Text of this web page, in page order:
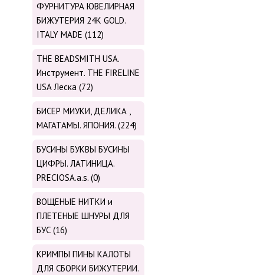
ФУРНИТУРА ЮВЕЛИРНАЯ
БИЖУТЕРИЯ 24К GOLD.
ITALY MADE (112)
THE BEADSMITH USA.
Инструмент. THE FIRELINE
USA Леска (72)
БИСЕР МИУКИ, ДЕЛИКА ,
МАГАТАМЫ. ЯПОНИЯ. (224)
БУСИНЫ БУКВЫ БУСИНЫ
ЦИФРЫ. ЛАТИНИЦА.
PRECIOSA.a.s. (0)
ВОЩЕНЫЕ НИТКИ и
ПЛЕТЕНЫЕ ШНУРЫ ДЛЯ
БУС (16)
КРИМПЫ ПИНЫ КАЛОТЫ
ДЛЯ СБОРКИ БИЖУТЕРИИ.